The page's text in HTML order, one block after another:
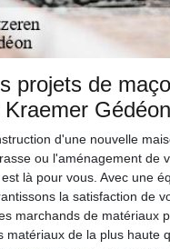
projets de
Gédéon
d'une nouvelle
ou l'aménagement de
là pour vous. Avec une
la satisfaction de
marchands de matériaux
matériaux de la plus haute